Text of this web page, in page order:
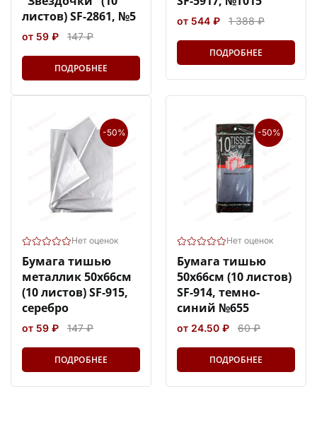
листов) SF-2861, №5
от 59 ₽ 147 ₽
ПОДРОБНЕЕ
от 544 ₽ 1 388 ₽
ПОДРОБНЕЕ
-50%
Нет оценок
Бумага тишью
металлик 50х66см
(10 листов) SF-915,
серебро
от 59 ₽ 147 ₽
ПОДРОБНЕЕ
-50%
Нет оценок
Бумага тишью
50х66см (10 листов)
SF-914, темно-
синий №655
от 24.50 ₽ 60 ₽
ПОДРОБНЕЕ